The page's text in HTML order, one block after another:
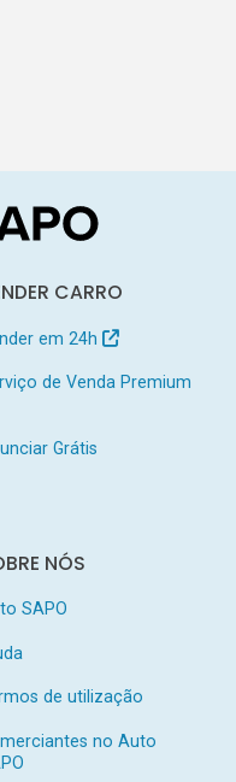
CARRO
em 24h
de Venda Premium
Grátis
NÓS
SAPO
de utilização
no Auto